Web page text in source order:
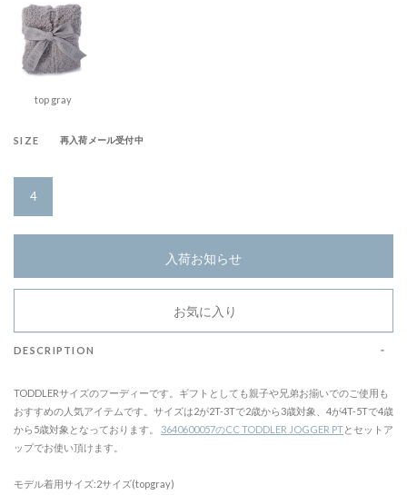
top gray
SIZE 再入荷メール受付中
4
入荷お知らせ
お気に入り
DESCRIPTION
TODDLERサイズのフーディーです。ギフトとしても親子や兄弟お揃いでのご使用も
おすすめの人気アイテムです。サイズは2が2T-3Tで2歳から3歳対象、4が4T-5Tで4歳
から5歳対象となっております。 3640600057のCC TODDLER JOGGER PTとセットア
ップでお使い頂けます。
モデル着用サイズ:2サイズ(topgray)